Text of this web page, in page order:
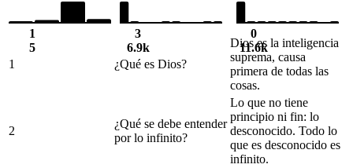
1
5
3
6.9k
0
11.6k
1
¿Qué es Dios?
Dios es la inteligencia
suprema, causa
primera de todas las
cosas.
2
¿Qué se debe entender
por lo infinito?
Lo que no tiene
principio ni fin: lo
desconocido. Todo lo
que es desconocido es
infinito.